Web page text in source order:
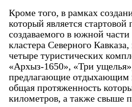
Кроме того, в рамках
который является
создаваемого в южной части
кластера Северного
четыре туристических
«Архыз-1650», «Три
предлагающие отдыхающим
общая протяженность
километров, а также свыше